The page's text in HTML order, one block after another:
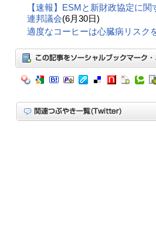
【速報】ESMと新財政協定に
連邦議会(6月30日)
適度なコーヒーは心臓病リスク